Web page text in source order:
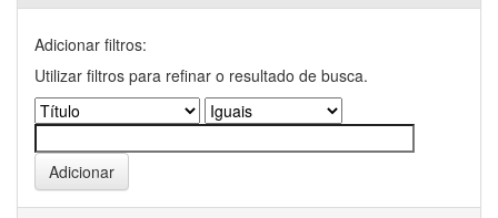
Adicionar filtros:
Utilizar filtros para refinar o resultado de busca.